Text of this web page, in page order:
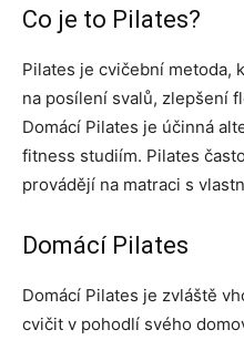
Co je to Pilates?
Pilates je cvičební metoda,
na posílení svalů, zlepšení
Domácí Pilates je účinná
fitness studiím. Pilates
provádějí na matraci s
Domácí Pilates
Domácí Pilates je zvláště
cvičit v pohodlí svého